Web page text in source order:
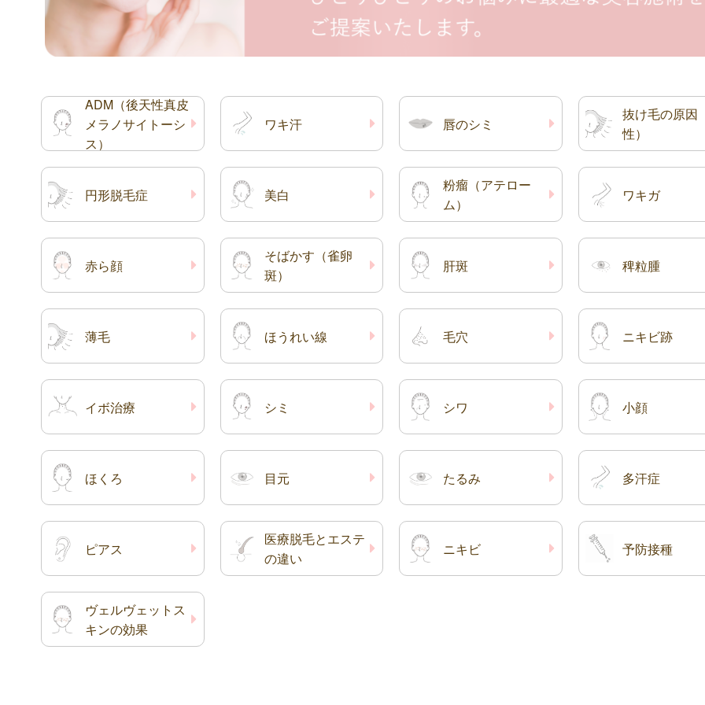
ADM（後天性真皮
メラノサイトーシ
ス）
ワキ汗 唇のシミ
抜け毛の原因
性）
円形脱毛症 美白
粉瘤（アテロー
ム）
ワキガ
赤ら顔
そばかす（雀卵
斑）
肝斑 稗粒腫
薄毛 ほうれい線 毛穴 ニキビ跡
イボ治療 シミ シワ 小顔
ほくろ 目元 たるみ 多汗症
ピアス
医療脱毛とエステ
の違い
ニキビ 予防接種
ヴェルヴェットス
キンの効果